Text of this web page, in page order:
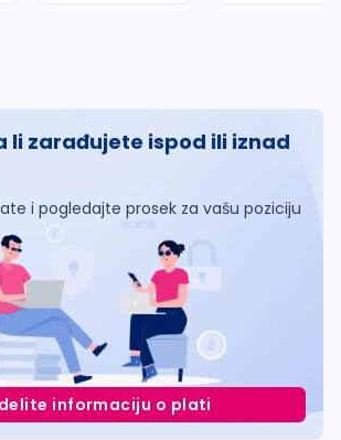
li zarađujete ispod ili iznad
i pogledajte prosek za vašu poziciju
informaciju o plati